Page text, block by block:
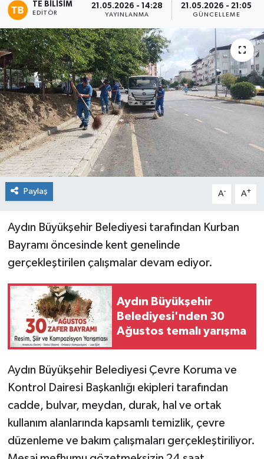
TE BILISIM
EDITÖR
21.05.2026 - 14:28
YAYINLANMA
21.05.2026 - 21:05
GÜNCELLEME
Paylaş A- A+
Aydın Büyükşehir Belediyesi tarafından Kurban
Bayramı öncesinde kent genelinde
gerçekleştirilen çalışmalar devam ediyor.
Aydın Büyükşehir
Belediyesi'nden 30
Ağustos temalı yarışma
Aydın Büyükşehir Belediyesi Çevre Koruma ve
Kontrol Dairesi Başkanlığı ekipleri tarafından
cadde, bulvar, meydan, durak, hal ve ortak
kullanım alanlarında kapsamlı temizlik, çevre
düzenleme ve bakım çalışmaları gerçekleştiriliyor.